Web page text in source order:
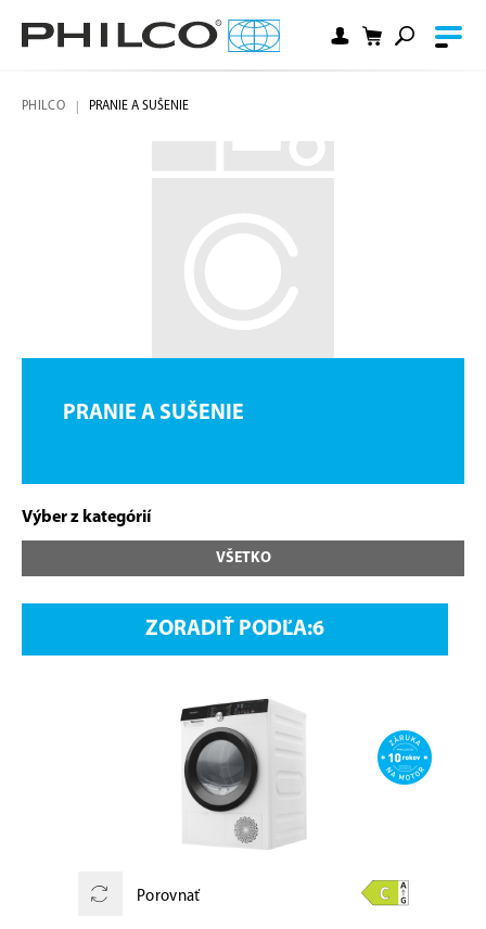
PHILCO PRANIE A SUŠENIE
PRANIE A SUŠENIE
Výber z kategórií
VŠETKO
ZORADIŤ PODĽA:
Porovnať